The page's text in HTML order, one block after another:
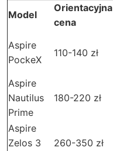
Model
Orientacyjna
cena
Aspire
PockeX
110-140 zł
Aspire
Nautilus
Prime
180-220 zł
Aspire
Zelos 3
260-350 zł